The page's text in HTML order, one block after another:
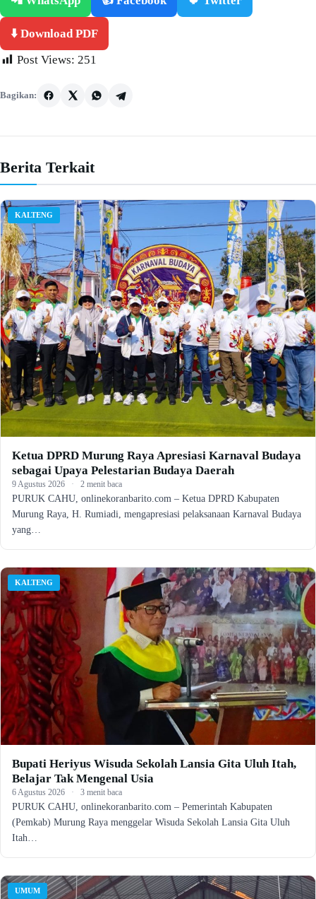
⬇️ Download PDF
Post Views: 251
Bagikan:
Berita Terkait
KALTENG
Ketua DPRD Murung Raya Apresiasi Karnaval Budaya
sebagai Upaya Pelestarian Budaya Daerah
9 Agustus 2026 · 2 menit baca
PURUK CAHU, onlinekoranbarito.com – Ketua DPRD Kabupaten
Murung Raya, H. Rumiadi, mengapresiasi pelaksanaan Karnaval Budaya
yang…
KALTENG
Bupati Heriyus Wisuda Sekolah Lansia Gita Uluh Itah,
Belajar Tak Mengenal Usia
6 Agustus 2026 · 3 menit baca
PURUK CAHU, onlinekoranbarito.com – Pemerintah Kabupaten
(Pemkab) Murung Raya menggelar Wisuda Sekolah Lansia Gita Uluh
Itah…
UMUM